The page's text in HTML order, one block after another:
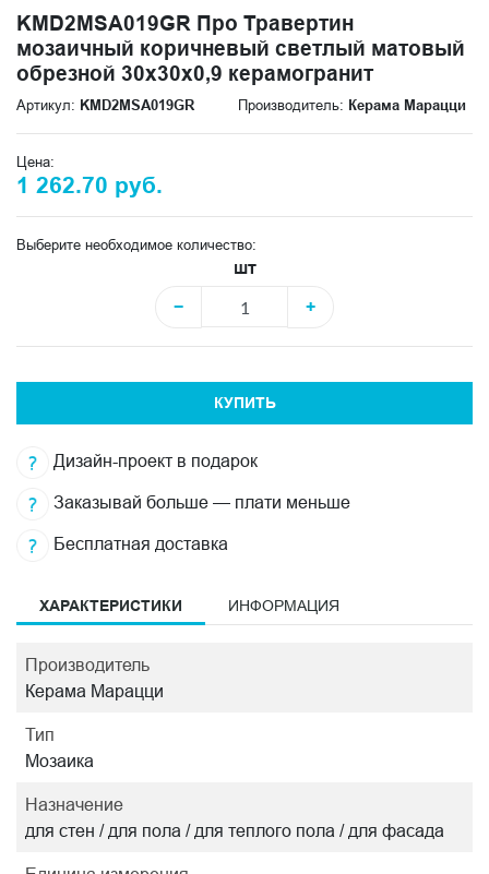
KMD2MSA019GR Про Травертин
мозаичный коричневый светлый матовый
обрезной 30x30x0,9 керамогранит
Артикул: KMD2MSA019GR Производитель: Керама Марацци
Цена:
1 262.70 руб.
Выберите необходимое количество:
шт
−
+
КУПИТЬ
Дизайн-проект в подарок
Заказывай больше — плати меньше
Бесплатная доставка
ХАРАКТЕРИСТИКИ ИНФОРМАЦИЯ
Производитель
Керама Марацци
Тип
Мозаика
Назначение
для стен / для пола / для теплого пола / для фасада